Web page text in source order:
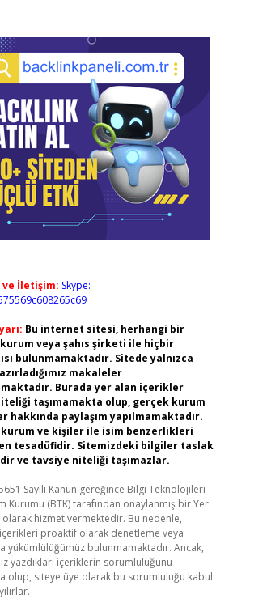
ve İletişim: Skype:
Bu internet sitesi, herhangi bir
veya şahıs şirketi ile hiçbir
bulunmamaktadır. Sitede yalnızca
makaleler
Burada yer alan içerikler
taşımamakta olup, gerçek kurum
hakkında paylaşım yapılmamaktadır.
kurum ve kişiler ile isim benzerlikleri
tesadüfidir. Sitemizdeki bilgiler taslak
ve tavsiye niteliği taşımazlar.
Sayılı Kanun gereğince Bilgi Teknolojileri
Kurumu (BTK) tarafından onaylanmış bir Yer
olarak hizmet vermektedir. Bu nedenle,
proaktif olarak denetleme veya
yükümlülüğümüz bulunmamaktadır. Ancak,
yazdıkları içeriklerin sorumluluğunu
olup, siteye üye olarak bu sorumluluğu kabul